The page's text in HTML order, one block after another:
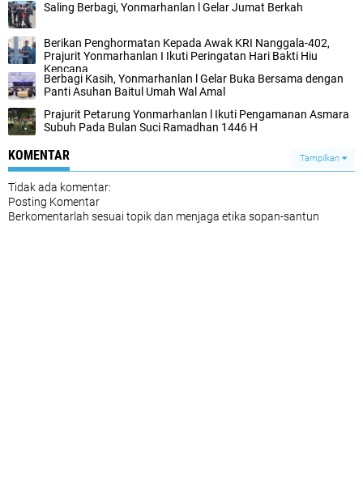
Saling Berbagi, Yonmarhanlan l Gelar Jumat Berkah
Berikan Penghormatan Kepada Awak KRI Nanggala-402,
Prajurit Yonmarhanlan I Ikuti Peringatan Hari Bakti Hiu
Kencana
Berbagi Kasih, Yonmarhanlan l Gelar Buka Bersama dengan
Panti Asuhan Baitul Umah Wal Amal
Prajurit Petarung Yonmarhanlan l Ikuti Pengamanan Asmara
Subuh Pada Bulan Suci Ramadhan 1446 H
KOMENTAR Tampilkan
Tidak ada komentar:
Posting Komentar
Berkomentarlah sesuai topik dan menjaga etika sopan-santun